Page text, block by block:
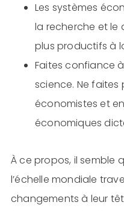
Les systèmes
la recherche et le
plus productifs à
Faites confiance
science. Ne
économistes et
économiques
À ce propos, il semble
l’échelle mondiale
changements à leur